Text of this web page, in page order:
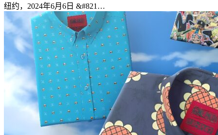
纽约，2024年6月6日 &#821…